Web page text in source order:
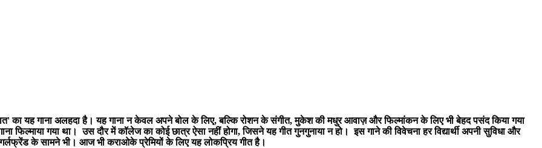
का यह गाना अलहदा है। यह गाना न केवल अपने बोल के लिए, बल्कि रोशन के संगीत, मुकेश की मधुर आवाज़ और फिल्मांकन के लिए भी बेहद पसंद किया गया
फिल्माया गया था। उस दौर में कॉलेज का कोई छात्र ऐसा नहीं होगा, जिसने यह गीत गुनगुनाया न हो। इस गाने की विवेचना हर विद्यार्थी अपनी सुविधा और
के सामने भी। आज भी कराओके प्रेमियों के लिए यह लोकप्रिय गीत है।